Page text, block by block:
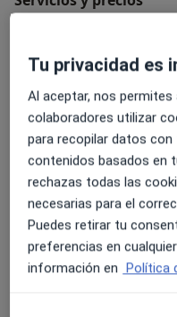
30 € Detalles
Seguimiento online
30 € Detalles
Videoconsulta online
30 € Detalles
Tratamiento para
progenitores en niños y
Tu privacidad es
Al aceptar, nos
colaboradores utilizar
para recopilar datos
contenidos basados en
rechazas todas las
necesarias para el
Puedes retirar tu
preferencias en
información en Política